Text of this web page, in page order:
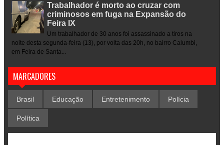
Trabalhador é morto ao cruzar com
criminosos em fuga na Expansão do
Feira IX
Um trabalhador de 30 anos foi assassinado a tiros na
noite desta segunda-feira (13), por volta das 20h, no bairro Calumbi,
em Feira de Santa...
MARCADORES
Brasil Educação Entretenimento Polícia
Política